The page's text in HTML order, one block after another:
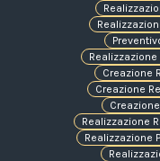
Creazione
Creazione
Realizzazione
Realizzazione